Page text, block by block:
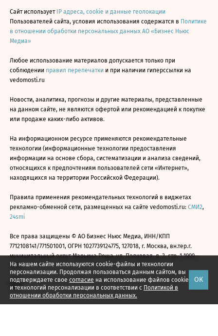
На нашем сайте используются cookie-файлы и технологии
персонализации. Продолжая пользоваться данным сайтом, вы
подтверждаете свое согласие на использование файлов cookie
и технологий персонализации в соответствии с Политикой в
отношении обработки персональных данных.
ОК
Сайт использует IP адреса, cookie и данные геолокации
Пользователей сайта, условия использования содержатся в Политике
в отношении обработки персональных данных АО «Бизнес Ньюс
Медиа»
Любое использование материалов допускается только при
соблюдении правил перепечатки и при наличии гиперссылки на
vedomosti.ru
Новости, аналитика, прогнозы и другие материалы, представленные
на данном сайте, не являются офертой или рекомендацией к покупке
или продаже каких-либо активов.
На информационном ресурсе применяются рекомендательные
технологии (информационные технологии предоставления
информации на основе сбора, систематизации и анализа сведений,
относящихся к предпочтениям пользователей сети «Интернет»,
находящихся на территории Российской Федерации).
Правила применения рекомендательных технологий в виджетах
рекламно-обменной сети, размещенных на сайте vedomosti.ru: СМИ2,
24smi
Все права защищены © АО Бизнес Ньюс Медиа, ИНН/КПП
7712108141/771501001, ОГРН 1027739124775, 127018, г. Москва, вн.тер.г.
муниципальный округ Марьина Роща, ул. Полковая, д. 3, стр. 1 1999—
2026